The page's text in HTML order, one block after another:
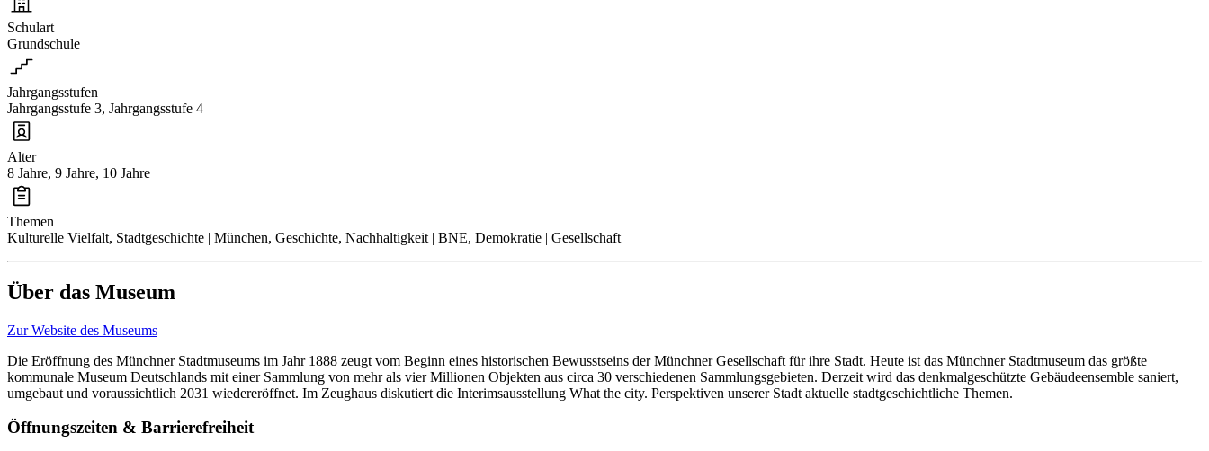
Schulart
Grundschule
Jahrgangsstufen
Jahrgangsstufe 3, Jahrgangsstufe 4
Alter
8 Jahre, 9 Jahre, 10 Jahre
Themen
Kulturelle Vielfalt, Stadtgeschichte | München, Geschichte, Nachhaltigkeit | BNE, Demokratie | Gesellschaft
Über das Museum
Zur Website des Museums
Die Eröffnung des Münchner Stadtmuseums im Jahr 1888 zeugt vom Beginn eines historischen Bewusstseins der Münchner Gesellschaft für ihre Stadt. Heute ist das Münchner Stadtmuseum das größte
kommunale Museum Deutschlands mit einer Sammlung von mehr als vier Millionen Objekten aus circa 30 verschiedenen Sammlungsgebieten. Derzeit wird das denkmalgeschützte Gebäudeensemble saniert,
umgebaut und voraussichtlich 2031 wiedereröffnet. Im Zeughaus diskutiert die Interimsausstellung What the city. Perspektiven unserer Stadt aktuelle stadtgeschichtliche Themen.
Öffnungszeiten & Barrierefreiheit